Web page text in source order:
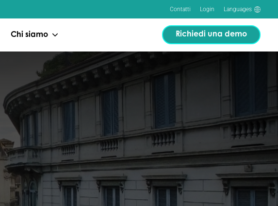
Contatti Login Languages
Chi siamo Richiedi una demo